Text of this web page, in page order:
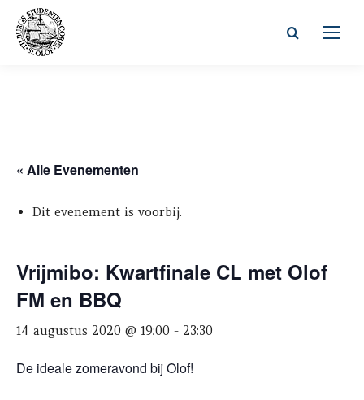
Zoeken:
« Alle Evenementen
Dit evenement is voorbij.
Vrijmibo: Kwartfinale CL met Olof
FM en BBQ
14 augustus 2020 @ 19:00 - 23:30
De ideale zomeravond bij Olof!